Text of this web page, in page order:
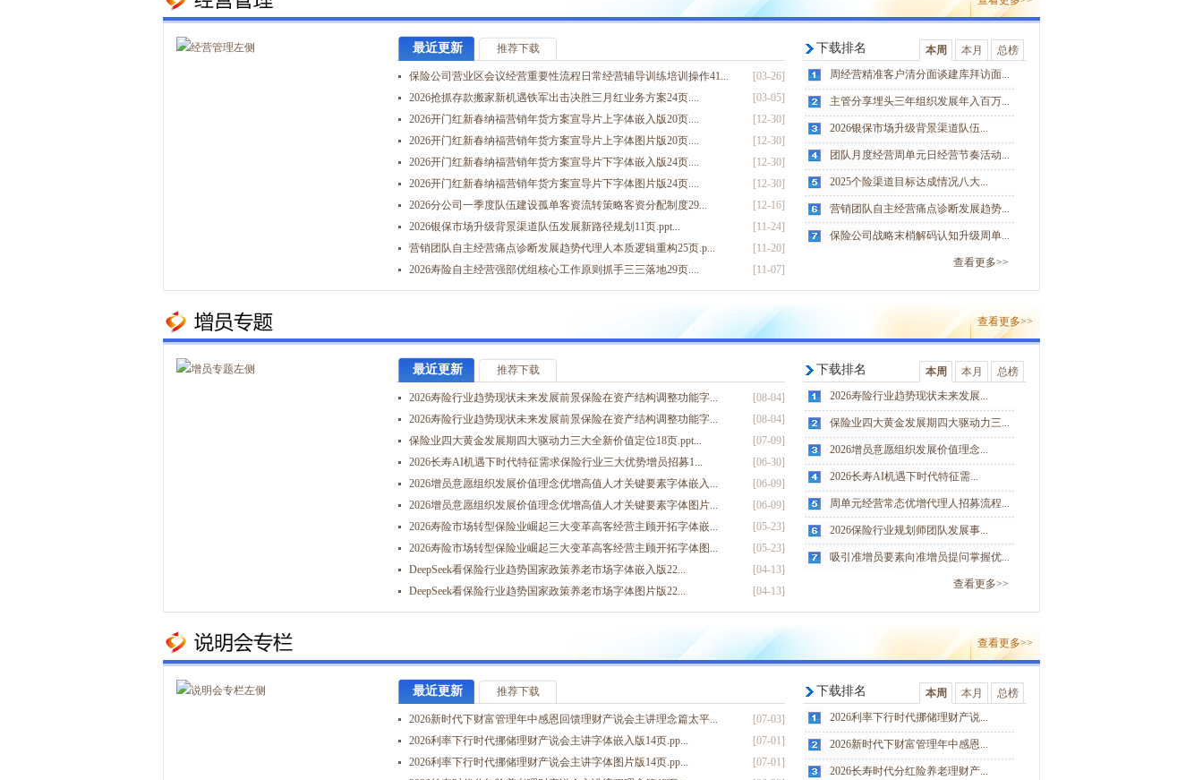
[12-09]
存量时代专业化保险销售流程介绍含备注37页.pptx
如何销售链接需求与储蓄型保险功能18页.pptx
[12-01]
客户经营底层逻辑客户分类识别高客经营系统57页.pptx
下载排名 本周 本月
总榜
周经营精准客户清分面谈建库拜访面...
主管分享埋头三年组织发展年入百万...
2026银保市场升级背景渠道队伍...
团队月度经营周单元日经营节奏活动...
2025个险渠道目标达成情况八大...
营销团队自主经营痛点诊断发展趋势...
保险公司战略末梢解码认知升级周单...
查看更多>>
最近更新 推荐下载
[03-26]
保险公司营业区会议经营重要性流程日常经营辅导训练培训操作41...
[03-05]
2026抢抓存款搬家新机遇铁军出击决胜三月红业务方案24页....
[12-30]
2026开门红新春纳福营销年货方案宣导片上字体嵌入版20页....
[12-30]
2026开门红新春纳福营销年货方案宣导片上字体图片版20页....
[12-30]
2026开门红新春纳福营销年货方案宣导片下字体嵌入版24页....
[12-30]
2026开门红新春纳福营销年货方案宣导片下字体图片版24页....
[12-16]
2026分公司一季度队伍建设孤单客资流转策略客资分配制度29...
[11-24]
2026银保市场升级背景渠道队伍发展新路径规划11页.ppt...
[11-20]
营销团队自主经营痛点诊断发展趋势代理人本质逻辑重构25页.p...
[11-07]
2026寿险自主经营强部优组核心工作原则抓手三三落地29页....
[09-12]
2026马年开门红营销启动会意愿推动政策方案字体嵌入21页....
[09-11]
2026年马年开门红团队士气业绩口号标语15页.pptx
个险标准化营业部经理工作模式综述351介绍80页.pptx
[10-24]
2025新时代背景下保险公司希望提供什么样产品18页.ppt...
查看更多>>
下载排名 本周 本月
总榜
2026寿险行业趋势现状未来发展...
保险业四大黄金发展期四大驱动力三...
2026增员意愿组织发展价值理念...
2026长寿AI机遇下时代特征需...
周单元经营常态优增代理人招募流程...
2026保险行业规划师团队发展事...
吸引准增员要素向准增员提问掌握优...
查看更多>>
最近更新 推荐下载
[08-04]
2026寿险行业趋势现状未来发展前景保险在资产结构调整功能字...
[08-04]
2026寿险行业趋势现状未来发展前景保险在资产结构调整功能字...
[07-09]
保险业四大黄金发展期四大驱动力三大全新价值定位18页.ppt...
[06-30]
2026长寿AI机遇下时代特征需求保险行业三大优势增员招募1...
[06-09]
2026增员意愿组织发展价值理念优增高值人才关键要素字体嵌入...
[06-09]
2026增员意愿组织发展价值理念优增高值人才关键要素字体图片...
[05-23]
2026寿险市场转型保险业崛起三大变革高客经营主顾开拓字体嵌...
[05-23]
2026寿险市场转型保险业崛起三大变革高客经营主顾开拓字体图...
[04-13]
DeepSeek看保险行业趋势国家政策养老市场字体嵌入版22...
[04-13]
DeepSeek看保险行业趋势国家政策养老市场字体图片版22...
[03-16]
2026保险行业规划师团队发展事业蓝图三大优势意愿启动36页...
[03-09]
2026保险业发展新阶段行业供给模式亟需迭代破局关键20页....
从93阅兵式谈寿险行业安全感增员组织发展字体嵌入25页.pp...
[07-16]
世界保险业成熟发展模型看中国行业发展前景不变9页.pptx
查看更多>>
下载排名 本周 本月
总榜
2026利率下行时代挪储理财产说...
2026新时代下财富管理年中感恩...
2026长寿时代分红险养老理财产...
最近更新 推荐下载
[07-03]
2026新时代下财富管理年中感恩回馈理财产说会主讲理念篇太平...
[07-01]
2026利率下行时代挪储理财产说会主讲字体嵌入版14页.pp...
[07-01]
2026利率下行时代挪储理财产说会主讲字体图片版14页.pp...